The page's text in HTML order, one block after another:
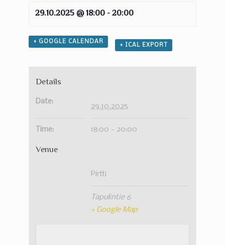
29.10.2025 @ 18:00- 20:00
+ GOOGLE CALENDAR
+ ICAL EXPORT
Details
Date:
29.10.2025
Time: 18:00 - 20:00
Venue
Pirtti
Tapulintie 6
+ Google Map